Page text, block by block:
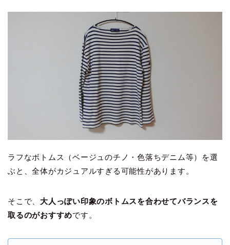
ラフなボトムス（ベージュのチノ・色落ちデニム等）を選
ぶと、全体がカジュアルすぎる可能性があります。
そこで、 大人っぽい印象のボトムスを合わせてバランスを
取るのがおすすめです。